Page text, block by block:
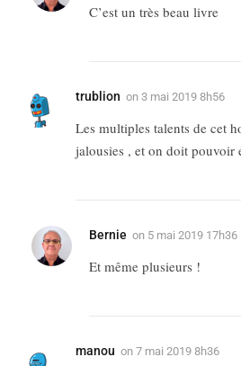
C’est un très beau livre
trublion on 3 mai 2019 8h56
Les multiples talents de cet
jalousies , et on doit pouvoir
Bernie on 5 mai 2019 17h36
Et même plusieurs !
manou on 7 mai 2019 8h36